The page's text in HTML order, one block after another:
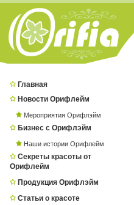
Главная
Новости Орифлейм
Мероприятия Орифлэйм
Бизнес с Орифлэйм
Наши истории Орифлейм
Секреты красоты от
Орифлейм
Продукция Орифлэйм
Статьи о красоте